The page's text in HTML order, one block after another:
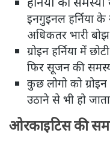
इनगुइनल हर्निया
अधिकतर भारी
ग्रोइन हर्निया में
फिर सूजन की
कुछ लोगो को
उठाने से भी हो
ओरकाइटिस की